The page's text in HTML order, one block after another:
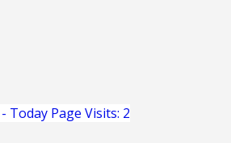
Today Page Visits: 2